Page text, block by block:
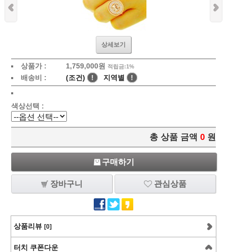
상세보기
상품가 : 1,759,000원 적립금:1%
배송비 : (조건) ! 지역별 !
색상선택 :
총 상품 금액 0 원
구매하기
장바구니 관심상품
상품리뷰 [0]
터치 쿠폰다운